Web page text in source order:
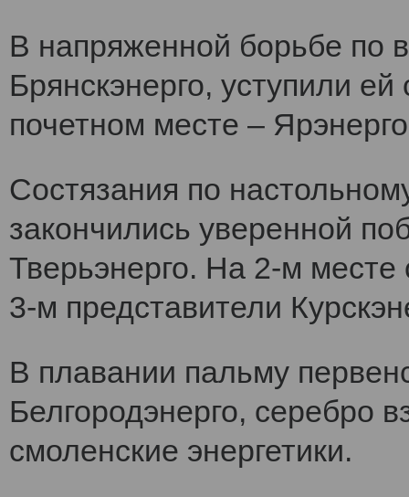
В напряженной борьбе по
Брянскэнерго, уступили
почетном месте –
Состязания по
закончились уверенной
Тверьэнерго. На 2-м
3-м представители
В плавании пальму
Белгородэнерго, серебро
смоленские энергетики.